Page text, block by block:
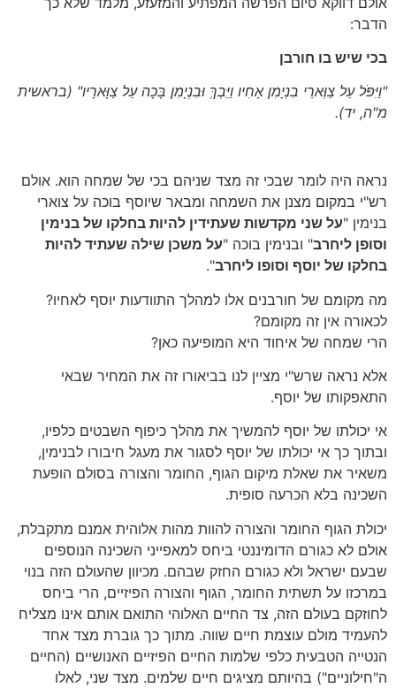
הדבר:
בכי שיש בו חורבן
"וַיִּפֹּל עַל צַוְּארֵי בִנְיָמִן אָחִיו וַיֵּבְךְּ וּבִנְיָמִן בָּכָה עַל צַוָּארָיו" (בראשית
מ"ה, יד).
נראה היה לומר שבכי זה מצד שניהם בכי של שמחה הוא. אולם
רש"י במקום מצנן את השמחה ומבאר שיוסף בוכה על צוארי
בנימין "על שני מקדשות שעתידין להיות בחלקו של בנימין
וסופן ליחרב" ובנימין בוכה "על משכן שילה שעתיד להיות
בחלקו של יוסף וסופו ליחרב".
מה מקומם של חורבנים אלו למהלך התוודעות יוסף לאחיו?
לכאורה אין זה מקומם?
הרי שמחה של איחוד היא המופיעה כאן?
אלא נראה שרש"י מציין לנו בביאורו זה את המחיר שבאי
התאפקותו של יוסף.
אי יכולתו של יוסף להמשיך את מהלך כיפוף השבטים כלפיו,
ובתוך כך אי יכולתו של יוסף לסגור את מעגל חיבורו לבנימין,
משאיר את שאלת מיקום הגוף, החומר והצורה בסולם הופעת
השכינה בלא הכרעה סופית.
יכולת הגוף החומר והצורה להוות מהות אלוהית אמנם מתקבלת,
אולם לא כגורם הדומיננטי ביחס למאפייני השכינה הנוספים
שבעם ישראל ולא כגורם החזק שבהם. מכיוון שהעולם הזה בנוי
במרכזו על תשתית החומר, הגוף והצורה הפיזיים, הרי ביחס
לחוזקם בעולם הזה, צד החיים האלוהי התואם אותם אינו מצליח
להעמיד מולם עוצמת חיים שווה. מתוך כך גוברת מצד אחד
הנטייה הטבעית כלפי שלמות החיים הפיזיים האנושיים (החיים
ה"חילוניים") בהיותם מציגים חיים שלמים. מצד שני, לאלו